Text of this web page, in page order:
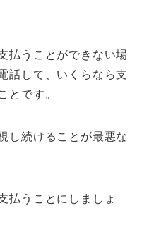
払うことができない場
話して、いくらなら支
とです。
し続けることが最悪な
払うことにしましょ